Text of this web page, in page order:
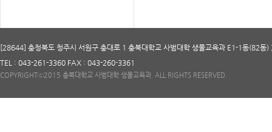
[28644] 충청북도 청주시 서원구 충대로 1 충북대학교 사범대학 생물교육과 E1-1동(82동)
TEL : 043-261-3360 FAX : 043-260-3361
COPYRIGHTⓒ2015 충북대학교 사범대학 생물교육과. ALL RIGHTS RESERVED.